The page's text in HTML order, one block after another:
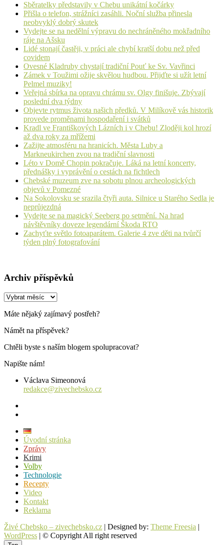
Sběratelky představily v Chebu unikátní kočárky
Přišla o telefon, strážníci zasáhli. Noční služba přinesla
neobvyklý dobrý skutek
Vydejte se na nedělní výpravu do nechráněného mokřadního
ráje na Ašsku
Lidé stonají častěji, v práci ale chybí kratší dobu než před
covidem
Ovesné Kladruby chystají tradiční Pouť ke Sv. Vavřinci
Zámek v Toužimi ožije skvělou hudbou. Přijďte si užít letní
Pelmel muziky!
Veřejná sbírka na opravu chrámu sv. Olgy finišuje. Zbývají
poslední dva týdny
Objevte rytmus života našich předků. V Milíkově vás historik
provede proměnami hospodaření i svátků
Kradl ve Františkových Lázních i v Chebu! Zloději kol hrozí
až dva roky za mřížemi
Zažijte atmosféru na hranicích. Města Luby a
Markneukirchen zvou na tradiční slavnosti
Léto v Domě Chopin pokračuje. Láká na letní koncerty,
přednášky i vyprávění o cestách na fichtlech
Chebské muzeum zve na sobotu plnou archeologických
objevů v Pomezné
Na Sokolovsku se srazila čtyři auta. Silnice u Starého Sedla je
neprůjezdná
Vydejte se na magický Seeberg po setmění. Na hrad
návštěvníky doveze legendární Škoda RTO
Zachyťte světlo fotoaparátem. Galerie 4 zve děti na tvůrčí
týden plný fotografování
Archiv příspěvků
Archiv
Máte nějaký zajímavý postřeh?
Námět na příspěvek?
Chtěli byste s naším blogem spolupracovat?
Napište nám!
Václava Simeonová
redakce@zivechebsko.cz
Úvodní stránka
Zprávy
Krimi
Volby
Technologie
Recepty
Video
Kontakt
Reklama
Živé Chebsko – zivechebsko.cz | Designed by: Theme Freesia |
WordPress | © Copyright All right reserved